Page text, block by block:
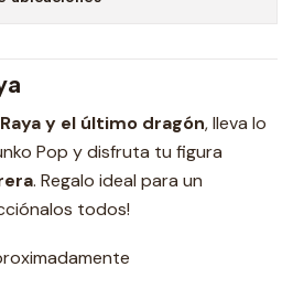
Raya y el último dragón, lleva lo
Pop y disfruta tu figura
. Regalo ideal para un
todos!